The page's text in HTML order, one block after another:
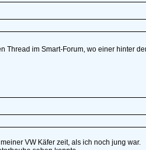
Thread im Smart-Forum, wo einer hinter
VW Käfer zeit, als ich noch jung war.